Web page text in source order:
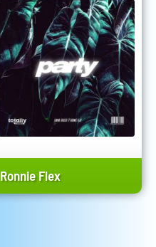
Ronnie Flex